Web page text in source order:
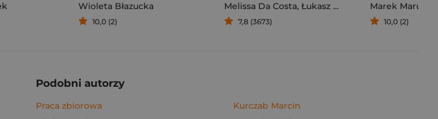
Wioleta Błazucka
10,0 (2)
Melissa Da Costa, Łukasz Müller
7,8 (3673)
Marek
10,0 (2)
Podobni autorzy
Praca zbiorowa
Kurczab Marcin